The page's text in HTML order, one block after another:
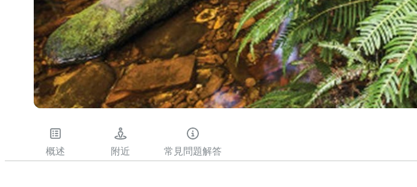
概述 附近 常見問題解答